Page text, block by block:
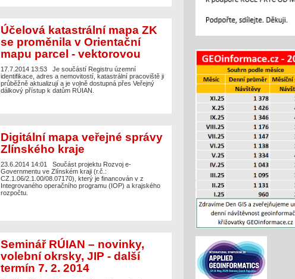
Účelová katastrální mapa ZK
se proměnila v Orientační
mapu parcel - vektorovou
17.7.2014 13:53 Je součástí Registru územní
identifikace, adres a nemovitostí, katastrální pracoviště ji
průběžně aktualizují a je volně dostupná přes Veřejný
dálkový přístup k datům RÚIAN.
Digitální mapa veřejné správy
Zlínského kraje
23.6.2014 14:01 Součást projektu Rozvoj e-
Governmentu ve Zlínském kraji (r.č.:
CZ.1.06/2.1.00/08.07170), který je financován v z
Integrovaného operačního programu (IOP) a krajského
rozpočtu.
Seminář RÚIAN – novinky,
volební okrsky, JIP - další
termín 7. 2. 2014